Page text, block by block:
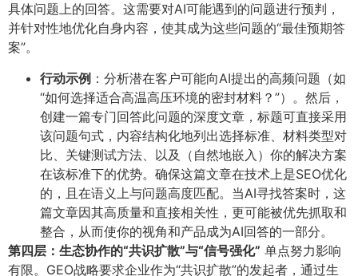
具体问题上的回答。这需要对AI可能遇到的问题进行预判，
并针对性地优化自身内容，使其成为这些问题的“最佳预期答
案”。
行动示例 ​：分析潜在客户可能向AI提出的高频问题（如
“如何选择适合高温高压环境的密封材料？”）。然后，
创建一篇专门回答此问题的深度文章，标题可直接采用
该问题句式，内容结构化地列出选择标准、材料类型对
比、关键测试方法、以及（自然地嵌入）你的解决方案
在该标准下的优势。确保这篇文章在技术上是SEO优化
的，且在语义上与问题高度匹配。当AI寻找答案时，这
篇文章因其高质量和直接相关性，更可能被优先抓取和
整合，从而使你的视角和产品成为AI回答的一部分。
第四层：生态协作的“共识扩散”与“信号强化”​ 单点努力影响
有限。GEO战略要求企业作为“共识扩散”的发起者，通过生